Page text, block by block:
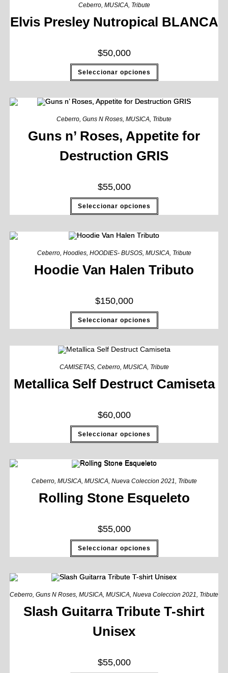
Ceberro, MUSICA, Tribute
Elvis Presley Nutropical BLANCA
$50,000
Seleccionar opciones
Ceberro, Guns N Roses, MUSICA, Tribute
Guns n’ Roses, Appetite for
Destruction GRIS
$55,000
Seleccionar opciones
Ceberro, Hoodies, HOODIES- BUSOS, MUSICA, Tribute
Hoodie Van Halen Tributo
$150,000
Seleccionar opciones
CAMISETAS, Ceberro, MUSICA, Tribute
Metallica Self Destruct Camiseta
$60,000
Seleccionar opciones
Ceberro, MUSICA MUSICA Nueva Coleccion 2021 Tribute
Rolling Stone Esqueleto
$55,000
Seleccionar opciones
Ceberro, Guns N Roses, MUSICA, MUSICA, Nueva Coleccion 2021, Tribute
Slash Guitarra Tribute T-shirt
Unisex
$55,000